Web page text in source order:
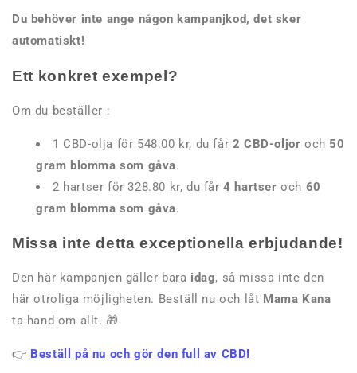
Du behöver inte ange någon kampanjkod, det sker
automatiskt!
Ett konkret exempel?
Om du beställer :
1 CBD-olja för 548.00 kr, du får 2 CBD-oljor och 50
gram blomma som gåva.
2 hartser för 328.80 kr, du får4 hartser och 60
gram blomma som gåva.
Missa inte detta exceptionella erbjudande!
Den här kampanjen gäller bara idag, så missa inte den
här otroliga möjligheten. Beställ nu och låt Mama Kana
ta hand om allt. 🎁
👉 Beställ på nu och gör den full av CBD!